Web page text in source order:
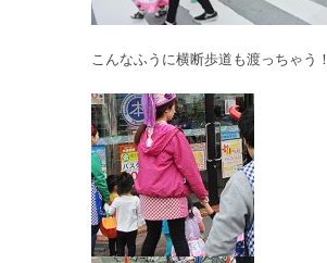
こんなふうに横断歩道も渡っちゃう！